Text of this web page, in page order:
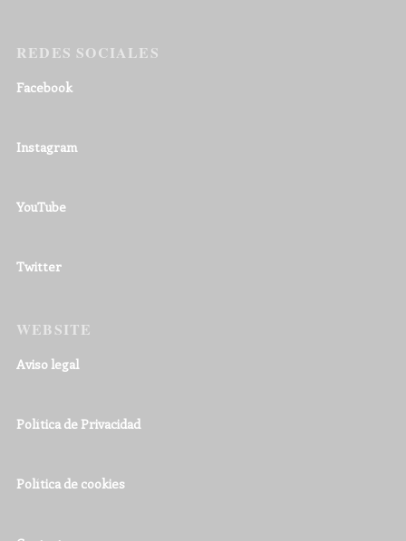
REDES SOCIALES
Facebook
Instagram
YouTube
Twitter
WEBSITE
Aviso legal
Política de Privacidad
Política de cookies